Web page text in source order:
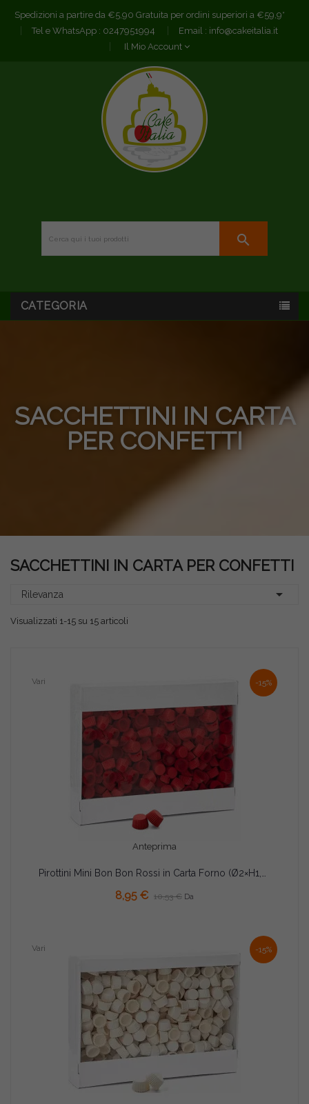
Spedizioni a partire da €5,90 Gratuita per ordini superiori a €59,9*
Tel e WhatsApp : 0247951994 Email : info@cakeitalia.it
Il Mio Account
search
CATEGORIA
SACCHETTINI IN CARTA
PER CONFETTI
SACCHETTINI IN CARTA PER CONFETTI
Rilevanza 
Visualizzati 1-15 su 15 articoli
-15%
Anteprima
Vari
8,95 € 10,53 € Da
-15%
Vari